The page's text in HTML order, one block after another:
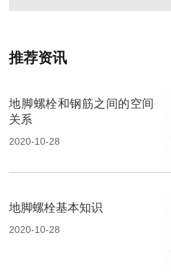
推荐资讯
地脚螺栓和钢筋之间的空间
关系
2020-10-28
地脚螺栓基本知识
2020-10-28